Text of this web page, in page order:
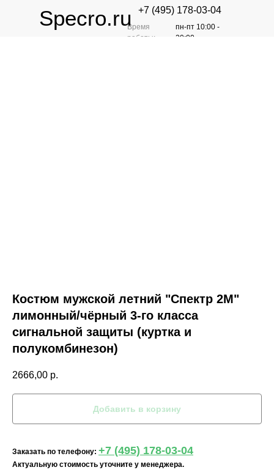
Время
работы:
пн-пт 10:00 -
20:00
+7 (495) 178-03-04
Specro.ru
Костюм мужской летний "Спектр 2М"
лимонный/чёрный 3-го класса
сигнальной защиты (куртка и
полукомбинезон)
2666,00 р.
Добавить в корзину
Заказать по телефону: +7 (495) 178-03-04
Актуальную стоимость уточните у менеджера.